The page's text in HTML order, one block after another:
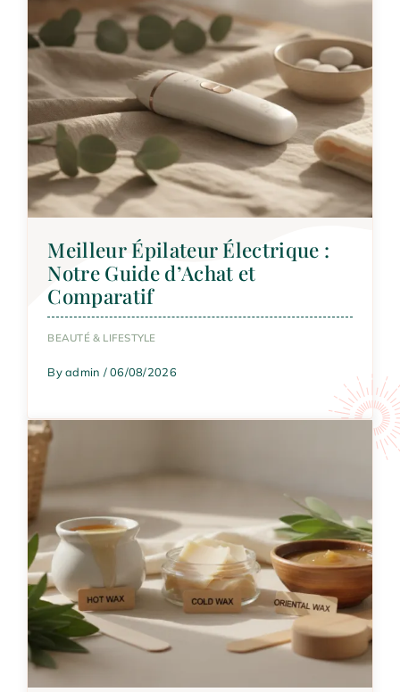
Meilleur Épilateur Électrique :
Notre Guide d’Achat et
Comparatif
BEAUTÉ & LIFESTYLE
By admin / 06/08/2026